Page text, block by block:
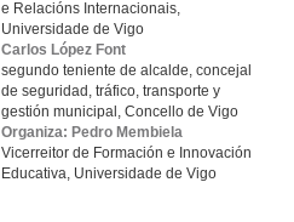
e Relacións Internacionais,
Universidade de Vigo
Carlos López Font
segundo teniente de alcalde, concejal
de seguridad, tráfico, transporte y
gestión municipal, Concello de Vigo
Organiza: Pedro Membiela
Vicerreitor de Formación e Innovación
Educativa, Universidade de Vigo